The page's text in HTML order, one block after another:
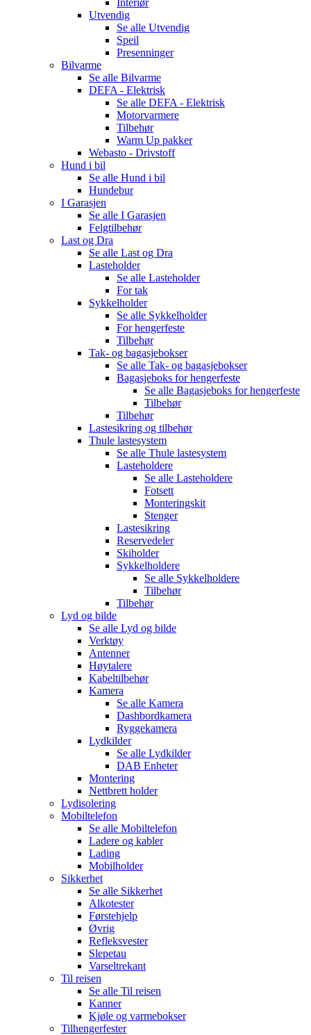
Utvendig
Se alle Utvendig
Speil
Presenninger
Bilvarme
Se alle Bilvarme
DEFA - Elektrisk
Se alle DEFA - Elektrisk
Motorvarmere
Tilbehør
Warm Up pakker
Webasto - Drivstoff
Hund i bil
Se alle Hund i bil
Hundebur
I Garasjen
Se alle I Garasjen
Felgtilbehør
Last og Dra
Se alle Last og Dra
Lasteholder
Se alle Lasteholder
For tak
Sykkelholder
Se alle Sykkelholder
For hengerfeste
Tilbehør
Tak- og bagasjebokser
Se alle Tak- og bagasjebokser
Bagasjeboks for hengerfeste
Se alle Bagasjeboks for hengerfeste
Tilbehør
Tilbehør
Lastesikring og tilbehør
Thule lastesystem
Se alle Thule lastesystem
Lasteholdere
Se alle Lasteholdere
Fotsett
Monteringskit
Stenger
Lastesikring
Reservedeler
Skiholder
Sykkelholdere
Se alle Sykkelholdere
Tilbehør
Tilbehør
Lyd og bilde
Se alle Lyd og bilde
Verktøy
Antenner
Høytalere
Kabeltilbehør
Kamera
Se alle Kamera
Dashbordkamera
Ryggekamera
Lydkilder
Se alle Lydkilder
DAB Enheter
Montering
Nettbrett holder
Lydisolering
Mobiltelefon
Se alle Mobiltelefon
Ladere og kabler
Lading
Mobilholder
Sikkerhet
Se alle Sikkerhet
Alkotester
Førstehjelp
Øvrig
Refleksvester
Slepetau
Varseltrekant
Til reisen
Se alle Til reisen
Kanner
Kjøle og varmebokser
Tilhengerfester